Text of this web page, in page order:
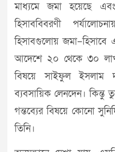
মাধ্যমে জমা হয়েছে
হিসাববিবরণী
হিসাবগুলোয় জমা–হিসাবে
আদেশে ২০ থেকে ৩০
বিষয়ে সাইফুল ইসলাম
ব্যবসায়িক লেনদেন। কিন্তু
গন্তব্যের বিষয়ে কোনো
তিনি।